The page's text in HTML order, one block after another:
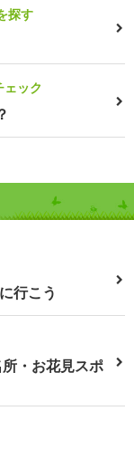
探す
ック
行こう
・お花見スポ